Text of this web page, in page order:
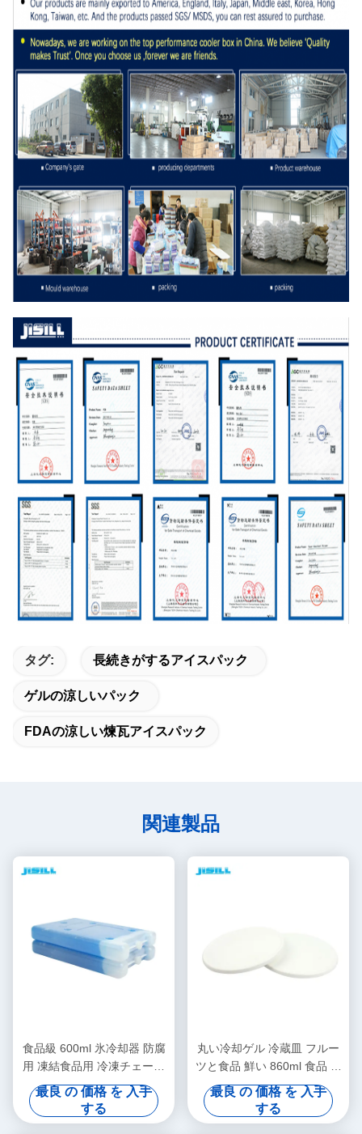
タグ: 長続きがするアイスパック
ゲルの涼しいパック
FDAの涼しい煉瓦アイスパック
関連製品
食品級 600ml 氷冷却器 防腐
用 凍結食品用 冷凍チェーン
輸送用
最良 の 価格 を 入手
する
丸い冷却ゲル 冷蔵皿 フルー
ツと食品 鮮い 860ml 食品 冷
凍
最良 の 価格 を 入手
する